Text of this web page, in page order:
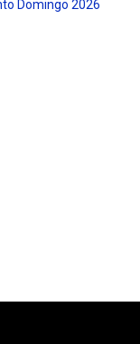
Domingo 2026